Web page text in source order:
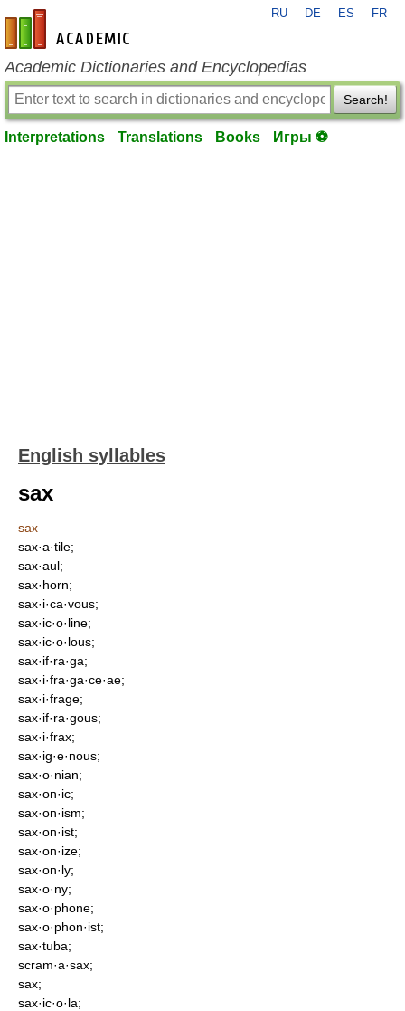
en-academic.com
RU DE ES FR
Academic Dictionaries and Encyclopedias
Search!
Interpretations Translations Books Игры ⚽
English syllables
sax
sax
sax·a·tile;
sax·aul;
sax·horn;
sax·i·ca·vous;
sax·ic·o·line;
sax·ic·o·lous;
sax·if·ra·ga;
sax·i·fra·ga·ce·ae;
sax·i·frage;
sax·if·ra·gous;
sax·i·frax;
sax·ig·e·nous;
sax·o·nian;
sax·on·ic;
sax·on·ism;
sax·on·ist;
sax·on·ize;
sax·on·ly;
sax·o·ny;
sax·o·phone;
sax·o·phon·ist;
sax·tuba;
scram·a·sax;
sax;
sax·ic·o·la;